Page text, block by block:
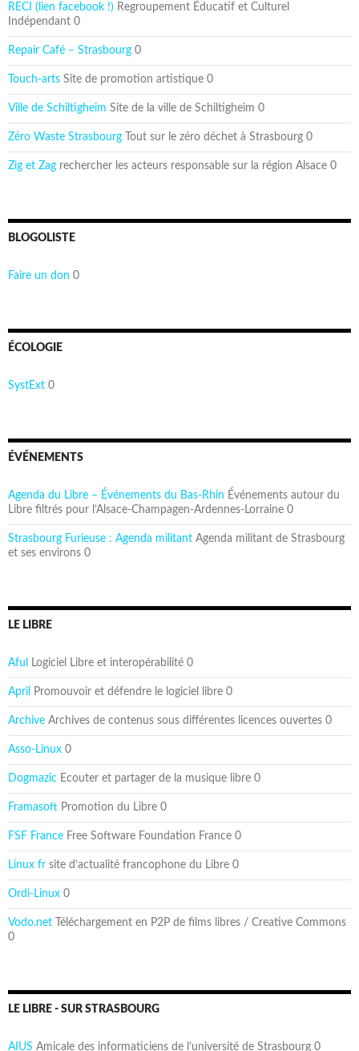
RECI (lien facebook !) Regroupement Éducatif et Culturel
Indépendant 0
Repair Café – Strasbourg 0
Touch-arts Site de promotion artistique 0
Ville de Schiltigheim Site de la ville de Schiltigheim 0
Zéro Waste Strasbourg Tout sur le zéro déchet à Strasbourg 0
Zig et Zag rechercher les acteurs responsable sur la région Alsace 0
BLOGOLISTE
Faire un don 0
ÉCOLOGIE
SystExt 0
ÉVÉNEMENTS
Agenda du Libre – Événements du Bas-Rhin Événements autour du
Libre filtrés pour l’Alsace-Champagen-Ardennes-Lorraine 0
Strasbourg Furieuse : Agenda militant Agenda militant de Strasbourg
et ses environs 0
LE LIBRE
Aful Logiciel Libre et interopérabilité 0
April Promouvoir et défendre le logiciel libre 0
Archive Archives de contenus sous différentes licences ouvertes 0
Asso-Linux 0
Dogmazic Ecouter et partager de la musique libre 0
Framasoft Promotion du Libre 0
FSF France Free Software Foundation France 0
Linux fr site d’actualité francophone du Libre 0
Ordi-Linux 0
Vodo.net Téléchargement en P2P de films libres / Creative Commons
0
LE LIBRE - SUR STRASBOURG
AIUS Amicale des informaticiens de l’université de Strasbourg 0